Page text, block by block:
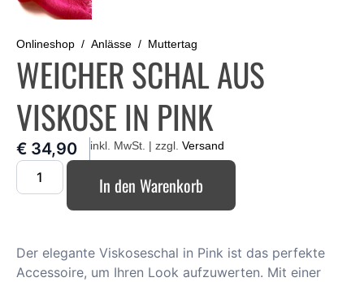
Onlineshop Anlässe Muttertag
WEICHER SCHAL AUS
VISKOSE IN PINK
€ 34,90 inkl. MwSt. | zzgl.Versand
In den Warenkorb
Der elegante Viskoseschal in Pink ist das perfekte
Accessoire, um Ihren Look aufzuwerten. Mit einer